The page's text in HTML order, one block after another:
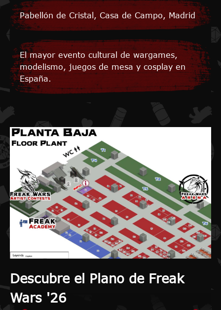
Pabellón de Cristal, Casa de Campo, Madrid
El mayor evento cultural de wargames,
modelismo, juegos de mesa y cosplay en
España.
Descubre el Plano de Freak
Wars '26